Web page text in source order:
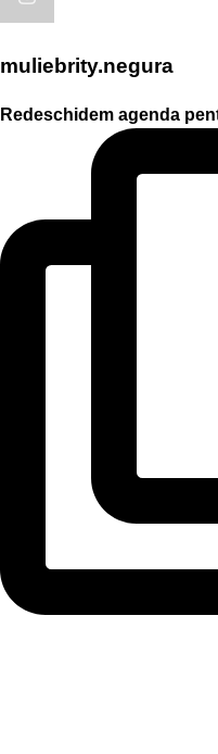
muliebrity.negura
Redeschidem agenda